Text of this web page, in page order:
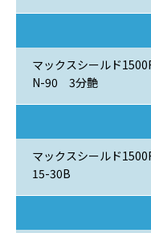
マックスシールド
N-90 3分艶
マックスシールド
15-30B